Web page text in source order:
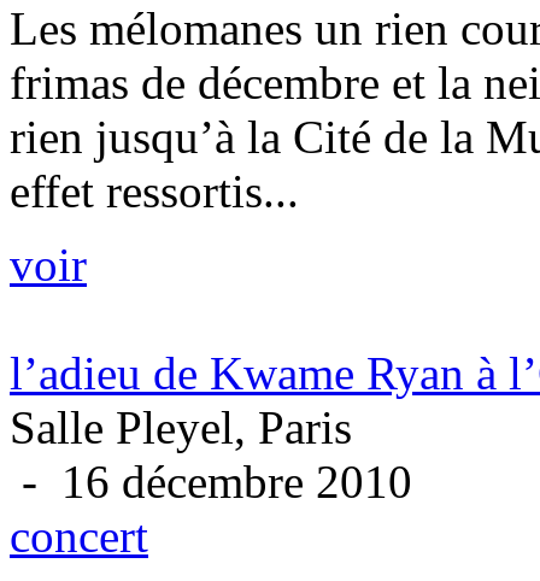
Les mélomanes un rien
frimas de décembre et la
rien jusqu’à la Cité de la
effet ressortis...
voir
l’adieu de Kwame Ryan à
Salle Pleyel, Paris
- 16 décembre 2010
concert